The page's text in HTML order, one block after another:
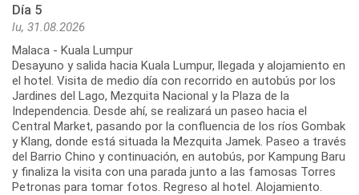
Día 5
lu, 31.08.2026
Malaca - Kuala Lumpur
Desayuno y salida hacia Kuala Lumpur, llegada y alojamiento en
el hotel. Visita de medio día con recorrido en autobús por los
Jardines del Lago, Mezquita Nacional y la Plaza de la
Independencia. Desde ahí, se realizará un paseo hacia el
Central Market, pasando por la confluencia de los ríos Gombak
y Klang, donde está situada la Mezquita Jamek. Paseo a través
del Barrio Chino y continuación, en autobús, por Kampung Baru
y finaliza la visita con una parada junto a las famosas Torres
Petronas para tomar fotos. Regreso al hotel. Alojamiento.